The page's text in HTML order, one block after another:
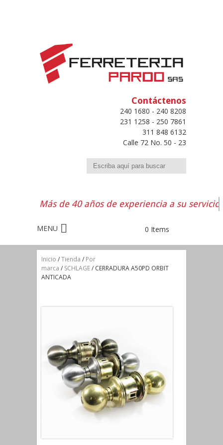
Contáctenos
240 1680 - 240 8208
231 1258 - 250 7861
311 848 6132
Calle 72 No. 50 - 23
Buscar
Más de 40 años de experiencia a su servicio
0 Items
Inicio /Tienda / Por
marca / SCHLAGE/ CERRADURA A50PD ORBIT
ANTICADA